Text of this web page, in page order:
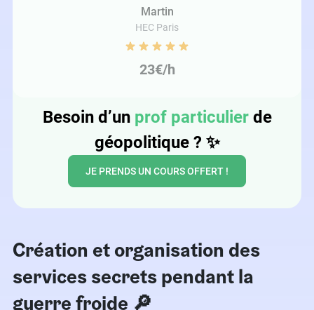
Martin
HEC Paris
23€/h
Besoin d’un prof particulierde
géopolitique ? ✨
JE PRENDS UN COURS OFFERT !
Création et organisation des
services secrets pendant la
guerre froide 🔎